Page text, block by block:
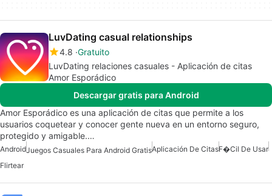
LuvDating casual relationships
4.8 Gratuito
LuvDating relaciones casuales - Aplicación de citas
Amor Esporádico
Descargar gratis para Android
Amor Esporádico es una aplicación de citas que permite a los
usuarios coquetear y conocer gente nueva en un entorno seguro,
protegido y amigable.…
AndroidJuegos Casuales Para Android GratisAplicación De CitasF�cil De Usar
Flirtear